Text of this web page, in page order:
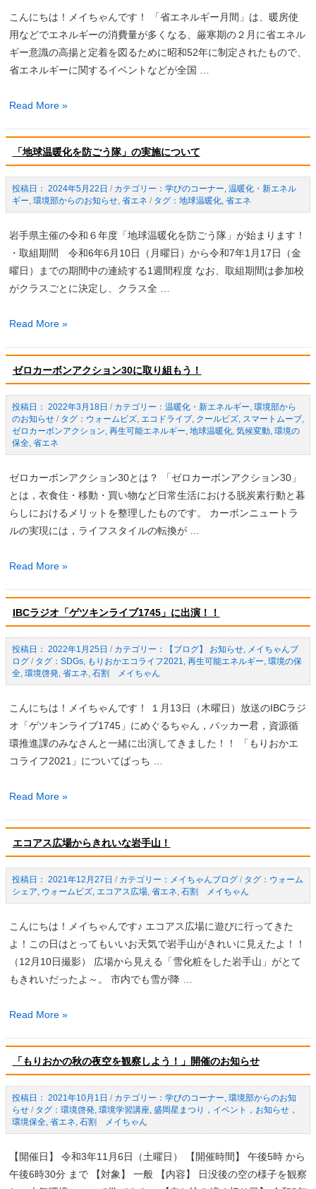
イ
ブ
リ
ッ
車
寄
附
受
領
式
こんにちは！メイちゃんです！ 「省エネルギー月間」は、暖房使
用などでエネルギーの消費量が多くなる、厳寒期の２月に省エネル
ギー意識の高揚と定着を図るために昭和52年に制定されたもので、
省エネルギーに関するイベントなどが全国 …
２
は
省
エ
ネ
ル
ギ
月
Read More »
「地球温暖化を防ごう隊」の実施について
2024年5月22日 / 学びのコーナー, 温暖化・新エネル
ギー, 環境部からのお知らせ, 省エネ / 地球温暖化, 省エネ
岩手県主催の令和６年度「地球温暖化を防ごう隊」が始まります！
・取組期間 令和6年6月10日（月曜日）から令和7年1月17日（金
曜日）までの期間中の連続する1週間程度 なお、取組期間は参加校
がクラスごとに決定し、クラス全 …
「地
温
暖
化
を
防
ご
隊」
の
実
施
つ
い
Read More »
ゼロカーボンアクション30に取り組もう！
2022年3月18日 / 温暖化・新エネルギー, 環境部から
のお知らせ/ ウォームビズ, エコドライブ, クールビズ, スマートムーブ,
ゼロカーボンアクション, 再生可能エネルギー, 地球温暖化, 気候変動, 環境の
保全, 省エネ
ゼロカーボンアクション30とは？ 「ゼロカーボンアクション30」
とは，衣食住・移動・買い物など日常生活における脱炭素行動と暮
らしにおけるメリットを整理したものです。 カーボンニュートラ
ルの実現には，ライフスタイルの転換が …
ゼ
カ
ー
ボ
ン
ア
ク
シ
ョ
ン
30
取
組
も
う！
Read More »
IBCラジオ「ゲツキンライブ1745」に出演！！
2022年1月25日 / 【ブログ】 お知らせ, メイちゃんブ
ログ/ SDGs, もりおかエコライフ2021, 再生可能エネルギー, 環境の保
全, 環境啓発, 省エネ, 石割 メイちゃん
こんにちは！メイちゃんです！ １月13日（木曜日）放送のIBCラジ
オ「ゲツキンライブ1745」にめぐるちゃん，パッカー君，資源循
環推進課のみなさんと一緒に出演してきました！！ 「もりおかエ
コライフ2021」についてばっち …
IBC
ジ
オ
「ゲ
ツ
キ
Read More »
エコアス広場からきれいな岩手山！
2021年12月27日 / メイちゃんブログ/
ウォーム
シェア, ウォームビズ, エコアス広場, 省エネ, 石割 メイちゃん
こんにちは！メイちゃんです♪ エコアス広場に遊びに行ってきた
よ！この日はとってもいいお天気で岩手山がきれいに見えたよ！！
（12月10日撮影） 広場から見える「雪化粧をした岩手山」がとて
もきれいだったよ～。 市内でも雪が降 …
エ
ア
ス
広
場
か
ら
き
れ
Read More »
「もりおかの秋の夜空を観察しよう！」開催のお知らせ
2021年10月1日 / 学びのコーナー, 環境部からのお知
らせ/ 環境啓発, 環境学習講座, 盛岡星まつり，イベント，お知らせ，
環境保全, 省エネ, 石割 メイちゃん
【開催日】 令和3年11月6日（土曜日） 【開催時間】 午後5時 から
午後6時30分 まで 【対象】 一般 【内容】 日没後の空の様子を観察